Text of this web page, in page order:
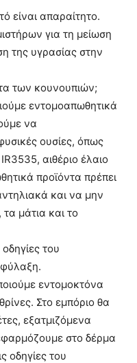
είναι απαραίτητο.
για τη μείωση
της υγρασίας στην
των κουνουπιών;
εντομοαπωθητικά
να
ουσίες, όπως
αιθέριο έλαιο
προϊόντα πρέπει
και να μην
μάτια και το
του
εντομοκτόνα
Στο εμπόριο θα
εξατμιζόμενα
στο δέρμα
οδηγίες του